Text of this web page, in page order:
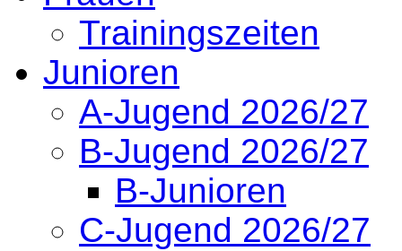
Trainingszeiten
Junioren
A-Jugend 2026/27
B-Jugend 2026/27
B-Junioren
C-Jugend 2026/27